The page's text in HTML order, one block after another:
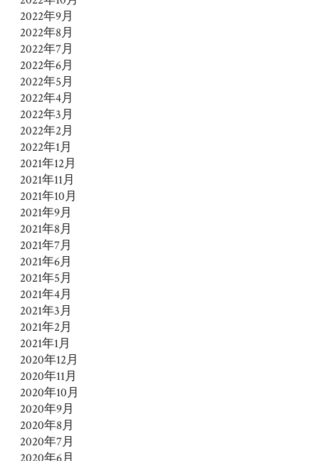
2022年9月
2022年8月
2022年7月
2022年6月
2022年5月
2022年4月
2022年3月
2022年2月
2022年1月
2021年12月
2021年11月
2021年10月
2021年9月
2021年8月
2021年7月
2021年6月
2021年5月
2021年4月
2021年3月
2021年2月
2021年1月
2020年12月
2020年11月
2020年10月
2020年9月
2020年8月
2020年7月